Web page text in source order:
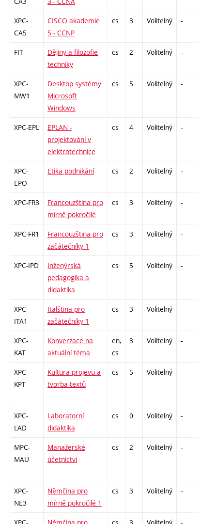
XPC-
CA5
CISCO akademie
5 - CCNP
cs 3 Volitelný -
FIT
Dějiny a filozofie
techniky
cs 2 Volitelný -
XPC-
MW1
Desktop systémy
Microsoft
Windows
cs 5 Volitelný -
XPC-EPL
EPLAN -
projektování v
elektrotechnice
cs 4 Volitelný -
XPC-
EPO
Etika podnikání cs 2 Volitelný -
XPC-FR3
Francouzština pro
mírně pokročilé
cs 3 Volitelný -
XPC-FR1
Francouzština pro
začátečníky 1
cs 3 Volitelný -
XPC-IPD
Inženýrská
pedagogika a
didaktika
cs 5 Volitelný -
XPC-
ITA1
Italština pro
začátečníky 1
cs 3 Volitelný -
XPC-
KAT
Konverzace na
aktuální téma
en,
cs
3 Volitelný -
XPC-
KPT
Kultura projevu a
tvorba textů
cs 5 Volitelný -
XPC-
LAD
Laboratorní
didaktika
cs 0 Volitelný -
MPC-
MAU
Manažerské
účetnictví
cs 2 Volitelný -
XPC-
NE3
Němčina pro
mírně pokročilé 1
cs 3 Volitelný -